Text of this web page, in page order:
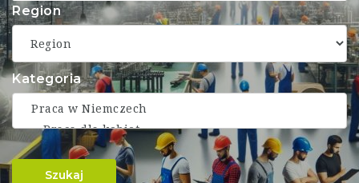
Region
Kategoria
Szukaj